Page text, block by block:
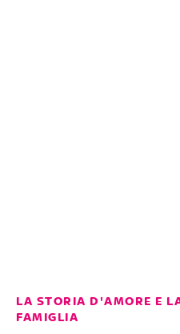
LA STORIA D'AMORE E
FAMIGLIA